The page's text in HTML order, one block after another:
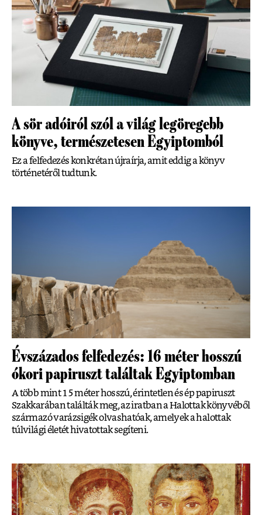
A sör adóiról szól a világ legöregebb
könyve, természetesen Egyiptomból
Ez a felfedezés konkrétan újraírja, amit eddig a könyv
történetéről tudtunk.
Évszázados felfedezés: 16 méter hosszú
ókori papiruszt találtak Egyiptomban
A több mint 15 méter hosszú, érintetlen és ép papiruszt
Szakkarában találták meg, az iratban a Halottak könyvéből
származó varázsigék olvashatóak, amelyek a halottak
túlvilági életét hivatottak segíteni.